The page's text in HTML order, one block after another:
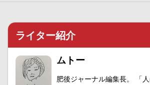
ライター紹介
ムトー
肥後ジャーナル編集長。 「